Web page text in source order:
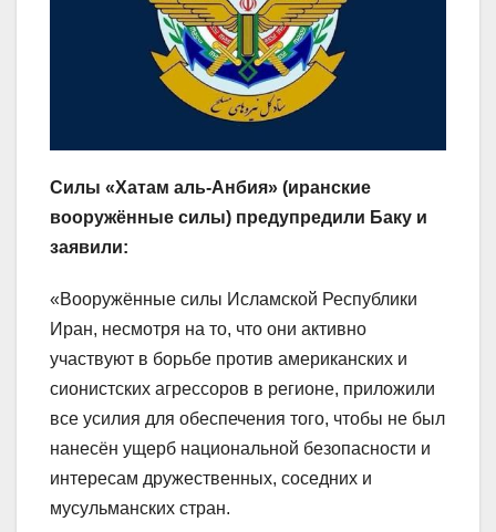
Силы «Хатам аль-Анбия» (иранские
вооружённые силы) предупредили Баку и
заявили:
«Вооружённые силы Исламской Республики
Иран, несмотря на то, что они активно
участвуют в борьбе против американских и
сионистских агрессоров в регионе, приложили
все усилия для обеспечения того, чтобы не был
нанесён ущерб национальной безопасности и
интересам дружественных, соседних и
мусульманских стран.